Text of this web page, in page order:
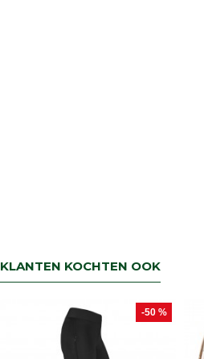
KLANTEN KOCHTEN OOK
-50 %